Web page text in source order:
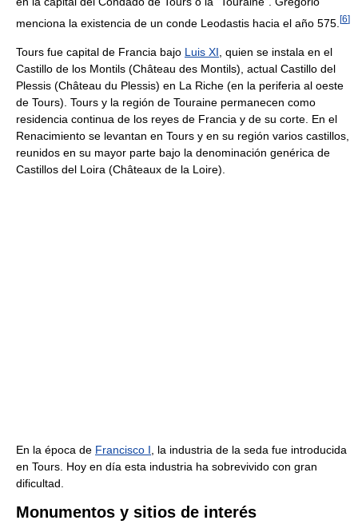
menciona la existencia de un conde Leodastis hacia el año 575. [6]
Tours fue capital de Francia bajo Luis XI , quien se instala en el
Castillo de los Montils (Château des Montils), actual Castillo del
Plessis (Château du Plessis) en La Riche (en la periferia al oeste
de Tours). Tours y la región de Touraine permanecen como
residencia continua de los reyes de Francia y de su corte. En el
Renacimiento se levantan en Tours y en su región varios castillos,
reunidos en su mayor parte bajo la denominación genérica de
Castillos del Loira (Châteaux de la Loire).
En la época de Francisco I , la industria de la seda fue introducida
en Tours. Hoy en día esta industria ha sobrevivido con gran
dificultad.
Monumentos y sitios de interés